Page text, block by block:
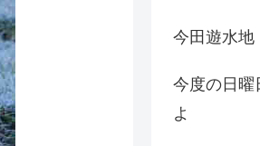
今田遊水地
今度の日曜
よ